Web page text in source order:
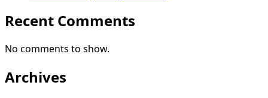
Recent Comments
No comments to show.
Archives